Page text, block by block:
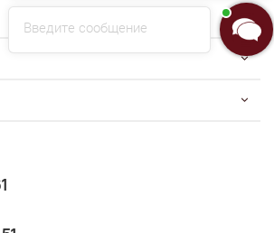
Введите сообщение